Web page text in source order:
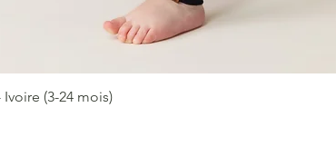
Aperçu rapide
(3-24 mois)